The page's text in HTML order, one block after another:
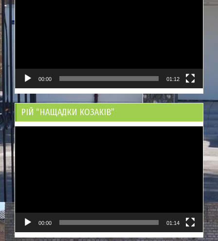
00:00 01:12
РІЙ “НАЩАДКИ КОЗАКІВ”
00:00 01:14